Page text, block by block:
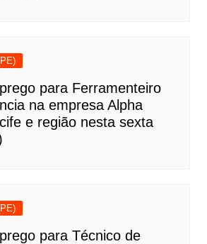
para Ferramenteiro
na empresa Alpha
e região nesta sexta
para Técnico de